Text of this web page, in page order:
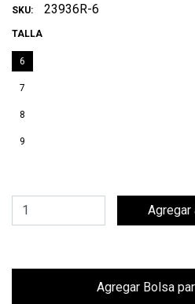
SKU: 23936R-6
TALLA
6
7
8
9